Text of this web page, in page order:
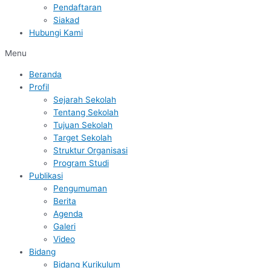
Pendaftaran
Siakad
Hubungi Kami
Menu
Beranda
Profil
Sejarah Sekolah
Tentang Sekolah
Tujuan Sekolah
Target Sekolah
Struktur Organisasi
Program Studi
Publikasi
Pengumuman
Berita
Agenda
Galeri
Video
Bidang
Bidang Kurikulum